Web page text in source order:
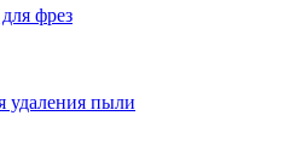
фрез
удаления пыли